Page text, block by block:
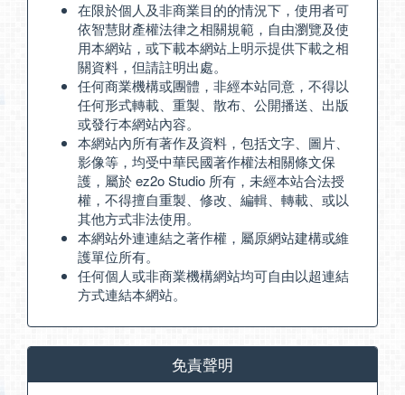
在限於個人及非商業目的的情況下，使用者可
依智慧財產權法律之相關規範，自由瀏覽及使
用本網站，或下載本網站上明示提供下載之相
關資料，但請註明出處。
任何商業機構或團體，非經本站同意，不得以
任何形式轉載、重製、散布、公開播送、出版
或發行本網站內容。
本網站內所有著作及資料，包括文字、圖片、
影像等，均受中華民國著作權法相關條文保
護，屬於 ez2o Studio 所有，未經本站合法授
權，不得擅自重製、修改、編輯、轉載、或以
其他方式非法使用。
本網站外連連結之著作權，屬原網站建構或維
護單位所有。
任何個人或非商業機構網站均可自由以超連結
方式連結本網站。
免責聲明